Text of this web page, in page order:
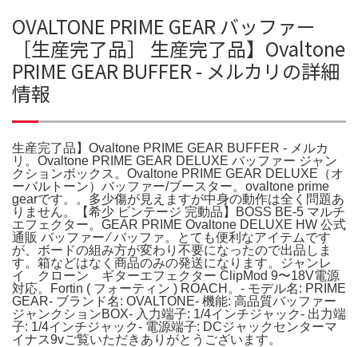
OVALTONE PRIME GEAR バッファー
［生産完了品］ 生産完了品】Ovaltone
PRIME GEAR BUFFER - メルカリの詳細
情報
生産完了品】Ovaltone PRIME GEAR BUFFER - メルカ
リ。Ovaltone PRIME GEAR DELUXE バッファー ジャン
クションボックス。Ovaltone PRIME GEAR DELUXE（オ
ーバルトーン）バッファー/ブースター。ovaltone prime
gearです。。多少傷が見えますが中身の動作は全く問題あ
りません。【希少 ビンテージ 完動品】BOSS BE-5 マルチ
エフェクター。GEAR PRIME Ovaltone DELUXE HW 公式
通販 バッファー ⁄ バッファ。とても便利なアイテムです
が、ボードの組み方が変わり不要になったので出品しま
す。箱などはなく商品のみの発送になります。ジャンレ
イ クローン ギターエフェクター ClipMod 9〜18V電源
対応。Fortin ( フォーティン ) ROACH。- モデル名: PRIME
GEAR- ブランド名: OVALTONE- 機能: 高品質バッファー
ジャンクションBOX- 入力端子: 1/4インチジャック- 出力端
子: 1/4インチジャック- 電源端子: DCジャックセンターマ
イナス9vご覧いただきありがとうございます。